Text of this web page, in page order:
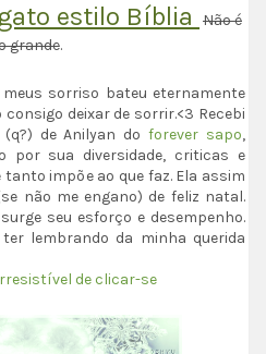
estilo Bíblia
Não é
grande.
sorriso bateu eternamente
deixar de sorrir.<3 Recebi
de Anilyan doforever sapo,
por sua diversidade, criticas e
impõe ao que faz. Ela assim
não me engano) de feliz natal.
seu esforço e desempenho.
lembrando da minha querida
de clicar-se